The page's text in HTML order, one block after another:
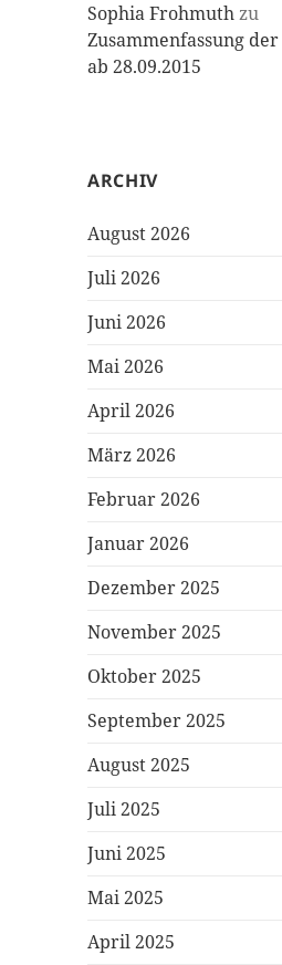
Sophia Frohmuthzu
Zusammenfassung
ab 28.09.2015
ARCHIV
August 2026
Juli 2026
Juni 2026
Mai 2026
April 2026
März 2026
Februar 2026
Januar 2026
Dezember 2025
November 2025
Oktober 2025
September 2025
August 2025
Juli 2025
Juni 2025
Mai 2025
April 2025